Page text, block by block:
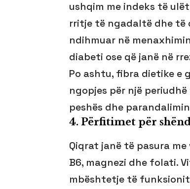
ushqim me indeks të
rritje të ngadaltë dhe të
ndihmuar në
diabeti ose që janë në
Po ashtu, fibra dietike e
ngopjes për një
peshës dhe
4. Përfitimet për
Qiqrat janë të pasura
B6, magnezi dhe folati.
mbështetje të